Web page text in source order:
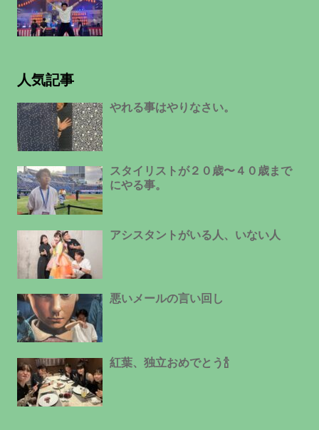
人気記事
やれる事はやりなさい。
スタイリストが２０歳〜４０歳まで
にやる事。
アシスタントがいる人、いない人
悪いメールの言い回し
紅葉、独立おめでとう🍾